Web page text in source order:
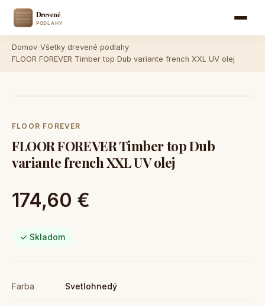
Domov Všetky drevené podlahy
FLOOR FOREVER Timber top Dub variante french XXL UV olej
FLOOR FOREVER
FLOOR FOREVER Timber top Dub
variante french XXL UV olej
174,60 €
✓ Skladom
Farba Svetlohnedý